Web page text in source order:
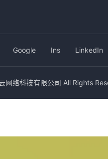
Google Ins LinkedIn
络科技有限公司 All Rights